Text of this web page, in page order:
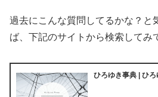
過去にこんな質問してるかな？と
ば、下記のサイトから検索してみ
ひろゆき事典 | ひ